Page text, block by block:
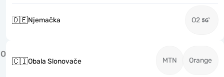
🇩🇪Njemačka O2
O
🇨🇮Obala Slonovače MTN Orange